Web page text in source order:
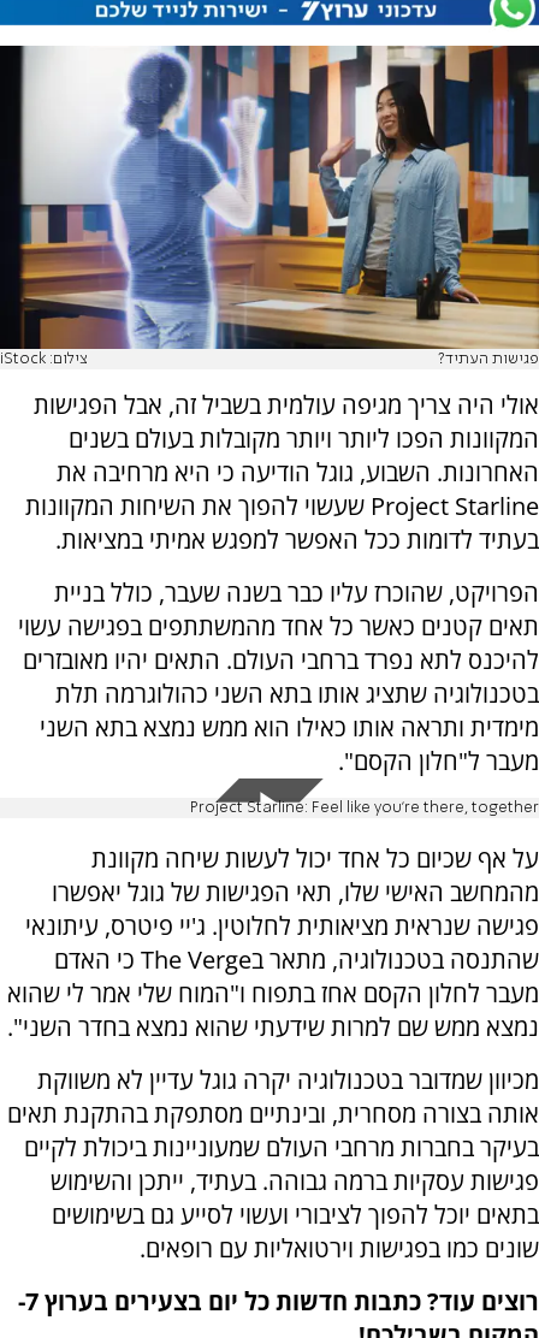
פגישות העתיד? צילום: iStock
אולי היה צריך מגיפה עולמית בשביל זה, אבל הפגישות
המקוונות הפכו ליותר ויותר מקובלות בעולם בשנים
האחרונות. השבוע, גוגל הודיעה כי היא מרחיבה את
Project Starline שעשוי להפוך את השיחות המקוונות
בעתיד לדומות ככל האפשר למפגש אמיתי במציאות.
הפרויקט, שהוכרז עליו כבר בשנה שעבר, כולל בניית
תאים קטנים כאשר כל אחד מהמשתתפים בפגישה עשוי
להיכנס לתא נפרד ברחבי העולם. התאים יהיו מאובזרים
בטכנולוגיה שתציג אותו בתא השני כהולוגרמה תלת
מימדית ותראה אותו כאילו הוא ממש נמצא בתא השני
מעבר ל"חלון הקסם".
Project Starline: Feel like you're there, together
על אף שכיום כל אחד יכול לעשות שיחה מקוונת
מהמחשב האישי שלו, תאי הפגישות של גוגל יאפשרו
פגישה שנראית מציאותית לחלוטין. ג'יי פיטרס, עיתונאי
שהתנסה בטכנולוגיה, מתאר בThe Verge כי האדם
מעבר לחלון הקסם אחז בתפוח ו"המוח שלי אמר לי שהוא
נמצא ממש שם למרות שידעתי שהוא נמצא בחדר השני".
מכיוון שמדובר בטכנולוגיה יקרה גוגל עדיין לא משווקת
אותה בצורה מסחרית, ובינתיים מסתפקת בהתקנת תאים
בעיקר בחברות מרחבי העולם שמעוניינות ביכולת לקיים
פגישות עסקיות ברמה גבוהה. בעתיד, ייתכן והשימוש
בתאים יוכל להפוך לציבורי ועשוי לסייע גם בשימושים
שונים כמו בפגישות וירטואליות עם רופאים.
רוצים עוד? כתבות חדשות כל יום בצעירים בערוץ 7-